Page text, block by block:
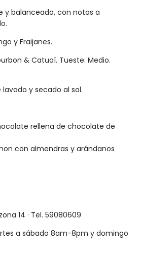
y balanceado, con notas a
y Fraijanes.
& Catuaí. Tueste: Medio.
y secado al sol.
rellena de chocolate de
con almendras y arándanos
14 · Tel. 59080609
a sábado 8am-8pm y domingo